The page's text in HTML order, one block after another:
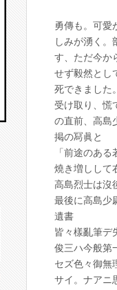
勇傳も。可愛
しみが湧く。
す、ただ今か
せず毅然とし
死できました
受け取り、慌
の直前、高島
掲の冩眞と
「前途のあ
燒き増しして
高島烈士は沒
最後に高島少
遺書
皆々樣亂筆デ
俊三ハ今般第
セズ色々御無
サイ。ナアニ